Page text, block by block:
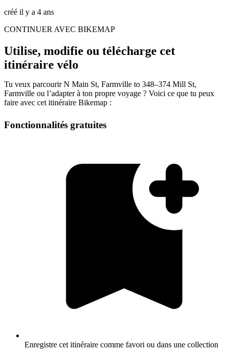
créé il y a 4 ans
CONTINUER AVEC BIKEMAP
Utilise, modifie ou télécharge cet
itinéraire vélo
Tu veux parcourir N Main St, Farmville to 348–374 Mill St,
Farmville ou l’adapter à ton propre voyage ? Voici ce que tu peux
faire avec cet itinéraire Bikemap :
Fonctionnalités gratuites
Enregistre cet itinéraire comme favori ou dans une collection